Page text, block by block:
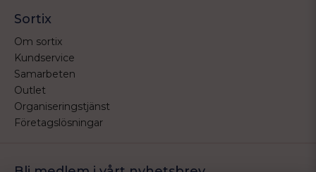
Sortix
Om sortix
Kundservice
Samarbeten
Outlet
Organiseringstjänst
Företagslösningar